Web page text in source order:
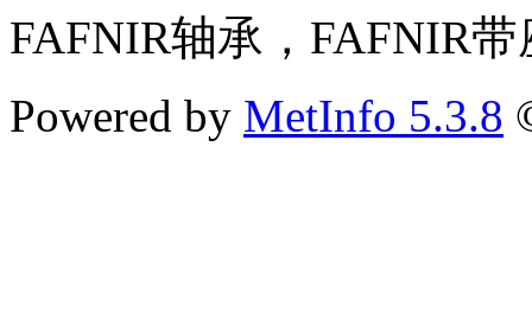
FAFNIR轴承，FAFNIR
Powered by MetInfo 5.3.8